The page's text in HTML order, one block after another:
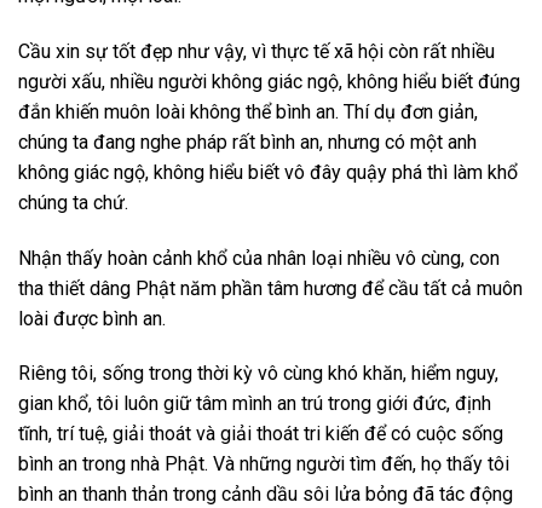
Cầu xin sự tốt đẹp như vậy, vì thực tế xã hội còn rất nhiều
người xấu, nhiều người không giác ngộ, không hiểu biết đúng
đắn khiến muôn loài không thể bình an. Thí dụ đơn giản,
chúng ta đang nghe pháp rất bình an, nhưng có một anh
không giác ngộ, không hiểu biết vô đây quậy phá thì làm khổ
chúng ta chứ.
Nhận thấy hoàn cảnh khổ của nhân loại nhiều vô cùng, con
tha thiết dâng Phật năm phần tâm hương để cầu tất cả muôn
loài được bình an.
Riêng tôi, sống trong thời kỳ vô cùng khó khăn, hiểm nguy,
gian khổ, tôi luôn giữ tâm mình an trú trong giới đức, định
tĩnh, trí tuệ, giải thoát và giải thoát tri kiến để có cuộc sống
bình an trong nhà Phật. Và những người tìm đến, họ thấy tôi
bình an thanh thản trong cảnh dầu sôi lửa bỏng đã tác động